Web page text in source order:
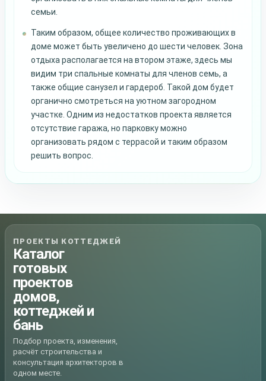
семьи.
Таким образом, общее количество проживающих в
доме может быть увеличено до шести человек. Зона
отдыха располагается на втором этаже, здесь мы
видим три спальные комнаты для членов семь, а
также общие санузел и гардероб. Такой дом будет
органично смотреться на уютном загородном
участке. Одним из недостатков проекта является
отсутствие гаража, но парковку можно
организовать рядом с террасой и таким образом
решить вопрос.
ПРОЕКТЫ КОТТЕДЖЕЙ
Каталог
готовых
проектов
домов,
коттеджей и
бань
Подбор проекта, изменения,
расчёт строительства и
консультация архитекторов в
одном месте.